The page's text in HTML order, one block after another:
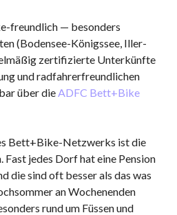
freundlich — besonders
(Bodensee-Königssee, Iller-
zertifizierte Unterkünfte
und radfahrerfreundlichen
über dieADFC Bett+Bike
Bett+Bike-Netzwerks ist die
jedes Dorf hat eine Pension
die sind oft besser als das was
an Wochenenden
rund um Füssen und